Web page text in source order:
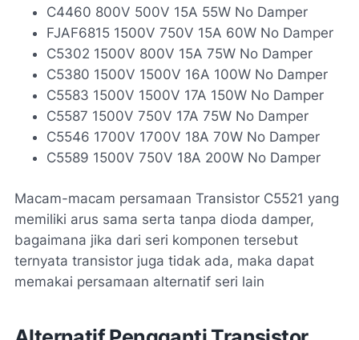
C4460 800V 500V 15A 55W No Damper
FJAF6815 1500V 750V 15A 60W No Damper
C5302 1500V 800V 15A 75W No Damper
C5380 1500V 1500V 16A 100W No Damper
C5583 1500V 1500V 17A 150W No Damper
C5587 1500V 750V 17A 75W No Damper
C5546 1700V 1700V 18A 70W No Damper
C5589 1500V 750V 18A 200W No Damper
Macam-macam persamaan Transistor C5521 yang
memiliki arus sama serta tanpa dioda damper,
bagaimana jika dari seri komponen tersebut
ternyata transistor juga tidak ada, maka dapat
memakai persamaan alternatif seri lain